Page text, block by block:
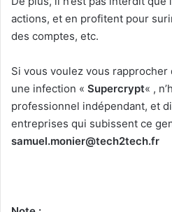
actions, et en profitent pour
des comptes, etc.
Si vous voulez vous
une infection « Supercrypt« ,
professionnel indépendant, et
entreprises qui subissent ce
samuel.monier@tech2tech.fr